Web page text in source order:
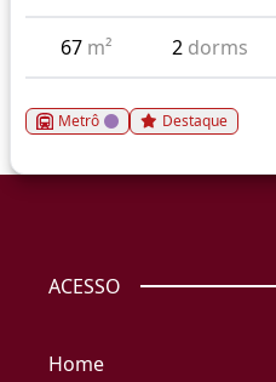
67 m² 2 dorms
Metrô Destaque
ACESSO
Home